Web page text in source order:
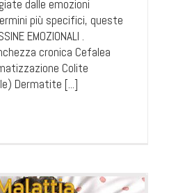
dalle emozioni
più specifici, queste
EMOZIONALI .
cronica Cefalea
Colite
Dermatite [...]